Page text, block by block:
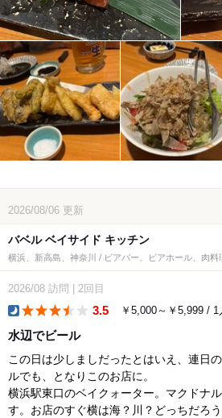
2026/08/06 更新
バベル ベイサイド キッチン
横浜、新高島、神奈川 / ビアバー、ビアホール、肉料
2026/08 訪問 2回目
3.5 ￥5,000～￥5,999 / 1
水辺でビール
この日は少しましだったとはいえ、連日
ルでも、となりこのお店に。
横浜駅東口のベイクォーター。マクドナ
す。お店のすぐ横は海？川？どっちだろ